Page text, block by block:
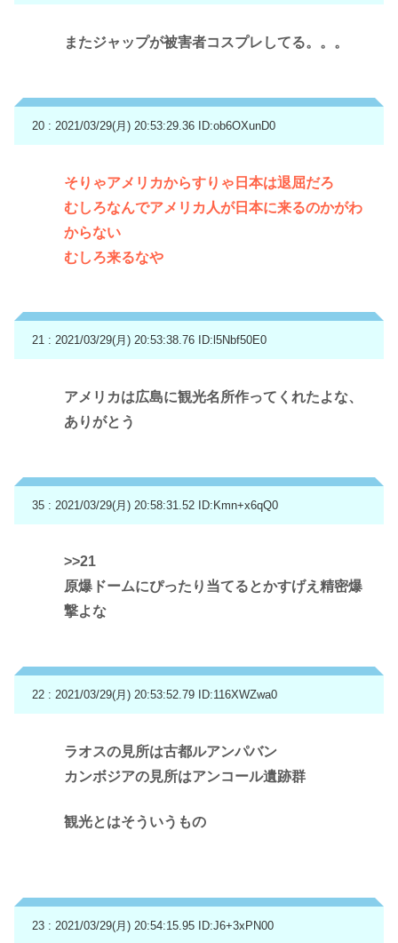
またジャップが被害者コスプレしてる。。。
20 : 2021/03/29(月) 20:53:29.36 ID:ob6OXunD0
そりゃアメリカからすりゃ日本は退屈だろ
むしろなんでアメリカ人が日本に来るのかがわ
からない
むしろ来るなや
21 : 2021/03/29(月) 20:53:38.76 ID:l5Nbf50E0
アメリカは広島に観光名所作ってくれたよな、
ありがとう
35 : 2021/03/29(月) 20:58:31.52 ID:Kmn+x6qQ0
>>21
原爆ドームにぴったり当てるとかすげえ精密爆
撃よな
22 : 2021/03/29(月) 20:53:52.79 ID:116XWZwa0
ラオスの見所は古都ルアンパバン
カンボジアの見所はアンコール遺跡群
観光とはそういうもの
23 : 2021/03/29(月) 20:54:15.95 ID:J6+3xPN00